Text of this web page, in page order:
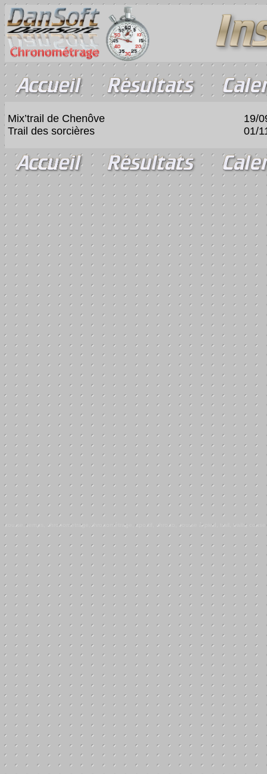
Mix’trail de Chenôve
19/
Trail des sorcières
01/
course, temps, chronometrage,chronométrage, sportif, chrono, course à pied, trail, trails,